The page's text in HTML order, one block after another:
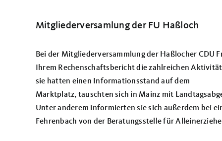
Mitgliederversamlung der FU Haßloch
Bei der Mitgliederversammlung der Haßlocher CDU
Ihrem Rechenschaftsbericht die zahlreichen
sie hatten einen Informationsstand auf dem
Marktplatz, tauschten sich in Mainz mit
Unter anderem informierten sie sich außerdem bei
Fehrenbach von der Beratungsstelle für